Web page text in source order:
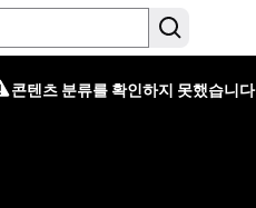
콘텐츠 분류를 확인하지 못했습니다